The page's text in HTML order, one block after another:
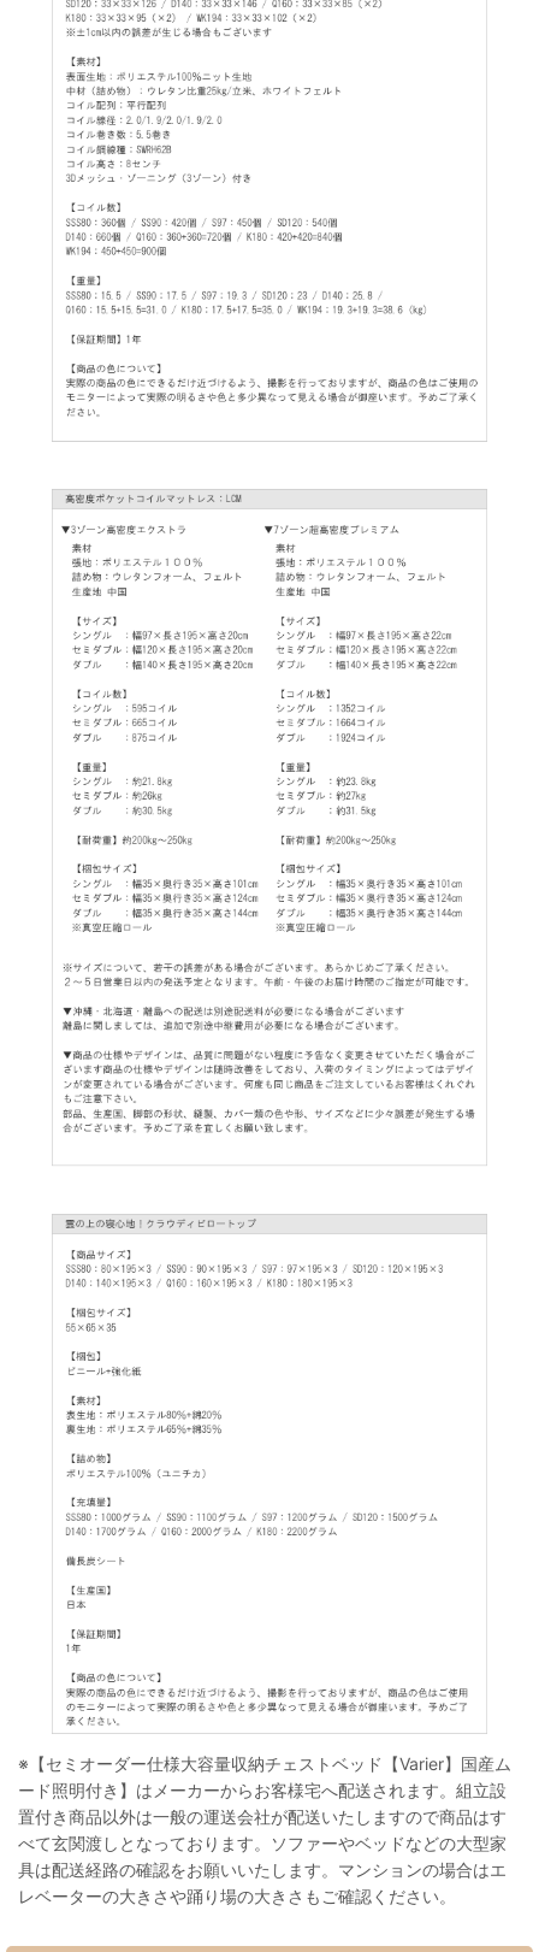
※【セミオーダー仕様大容量収納チェストベッド【Varier】国産ム
ード照明付き】はメーカーからお客様宅へ配送されます。組立設
置付き商品以外は一般の運送会社が配送いたしますので商品はす
べて玄関渡しとなっております。ソファーやベッドなどの大型家
具は配送経路の確認をお願いいたします。マンションの場合はエ
レベーターの大きさや踊り場の大きさもご確認ください。